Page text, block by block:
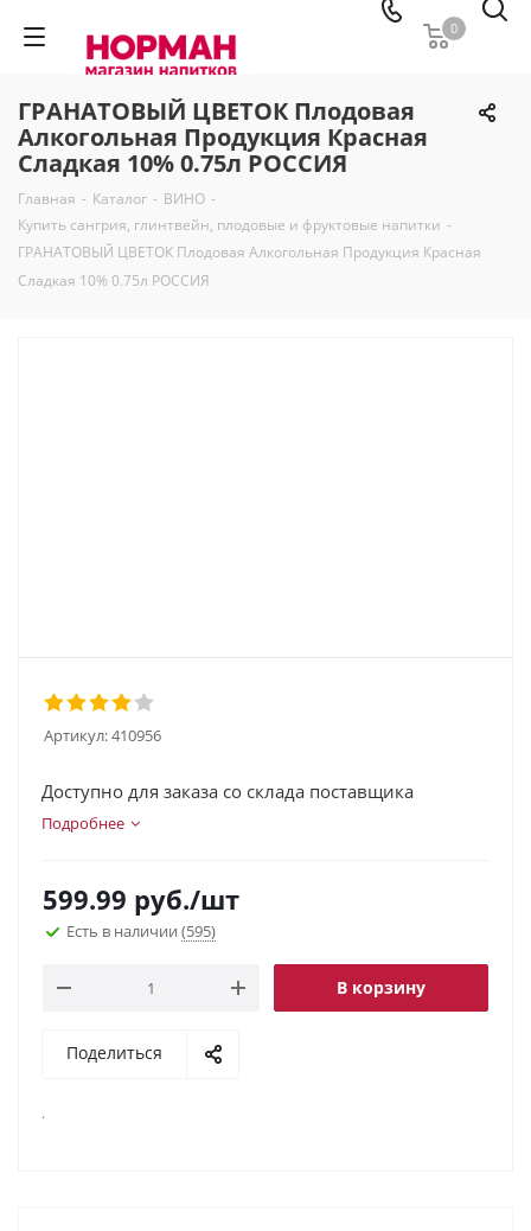
0
ГРАНАТОВЫЙ ЦВЕТОК Плодовая
Алкогольная Продукция Красная
Сладкая 10% 0.75л РОССИЯ
Главная - Каталог - ВИНО -
Купить сангрия, глинтвейн, плодовые и фруктовые напитки -
ГРАНАТОВЫЙ ЦВЕТОК Плодовая Алкогольная Продукция Красная
Сладкая 10% 0.75л РОССИЯ
Артикул:410956
Доступно для заказа со склада поставщика
Подробнее
599.99 руб./шт
Есть в наличии (595)
В корзину
Поделиться
.